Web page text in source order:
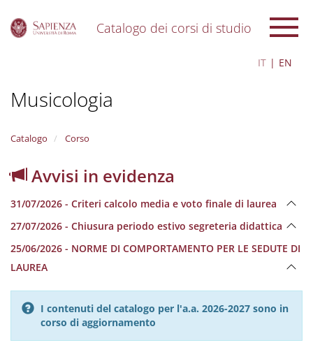
Catalogo dei corsi di studio
IT EN
Musicologia
Catalogo Corso
Avvisi in evidenza
31/07/2026 - Criteri calcolo media e voto finale di laurea
27/07/2026 - Chiusura periodo estivo segreteria didattica
25/06/2026 - NORME DI COMPORTAMENTO PER LE SEDUTE DI
LAUREA
I contenuti del catalogo per l'a.a. 2026-2027 sono in
corso di aggiornamento